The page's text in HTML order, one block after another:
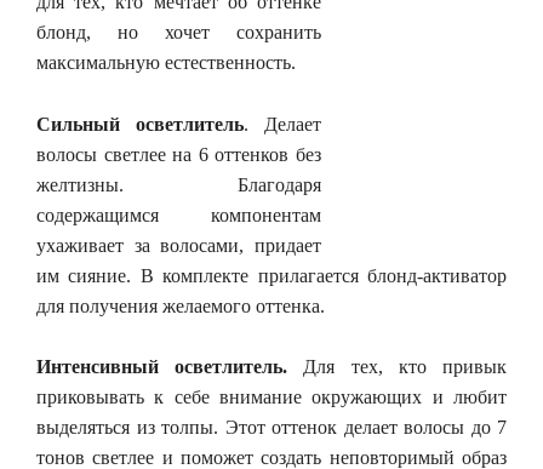
блонд, но хочет сохранить
максимальную естественность.
Сильный осветлитель. Делает
волосы светлее на 6 оттенков без
желтизны. Благодаря
содержащимся компонентам
ухаживает за волосами, придает
им сияние. В комплекте прилагается блонд-активатор
для получения желаемого оттенка.
Интенсивный осветлитель. Для тех, кто привык
приковывать к себе внимание окружающих и любит
выделяться из толпы. Этот оттенок делает волосы до 7
тонов светлее и поможет создать неповторимый образ